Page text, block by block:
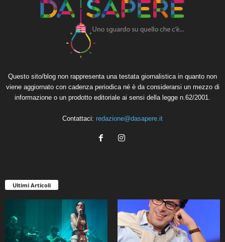
Questo sito/blog non rappresenta una testata giornalistica in quanto non
viene aggiornato con cadenza periodica né è da considerarsi un mezzo di
informazione o un prodotto editoriale ai sensi della legge n.62/2001.
Contattaci: redazione@dasapere.it
Ultimi Articoli